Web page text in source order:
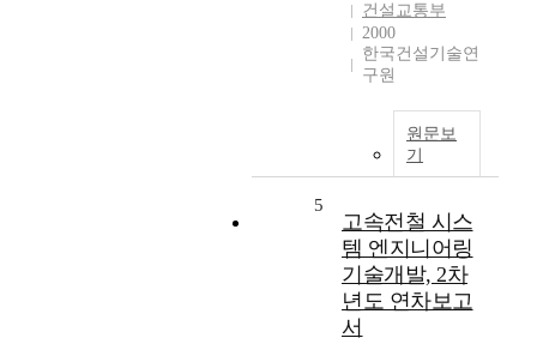
건설교통부
2000
한국건설기술연
구원
원문보
기
5
고속전철 시스
템 엔지니어링
기술개발, 2차
년도 연차보고
서